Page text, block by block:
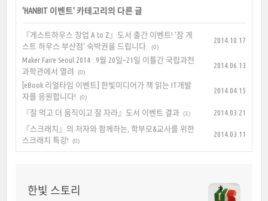
'HANBIT 이벤트' 카테고리의 다른 글
『게스트하우스 창업 A to Z』도서 출간 이벤트! '잠 게
스트 하우스 부산점' 숙박권을 드립니다.
(0)
2014.10.17
Maker Faire Seoul 2014 : 9월 20일~21일 이틀간 국립과천
과학관에서 열려
(0)
2014.06.13
[eBook 리얼타임 이벤트] 한빛미디어가 책 읽는 IT개발
자를 응원합니다!
(0)
2014.04.15
『잘 먹고 더 움직이고 잘 자라』도서 이벤트 결과 (1)
2014.03.21
『스크래치』의 저자와 함께하는, 학부모&교사를 위한
스크래치 특강!
(0)
2014.03.11
한빛 스토리